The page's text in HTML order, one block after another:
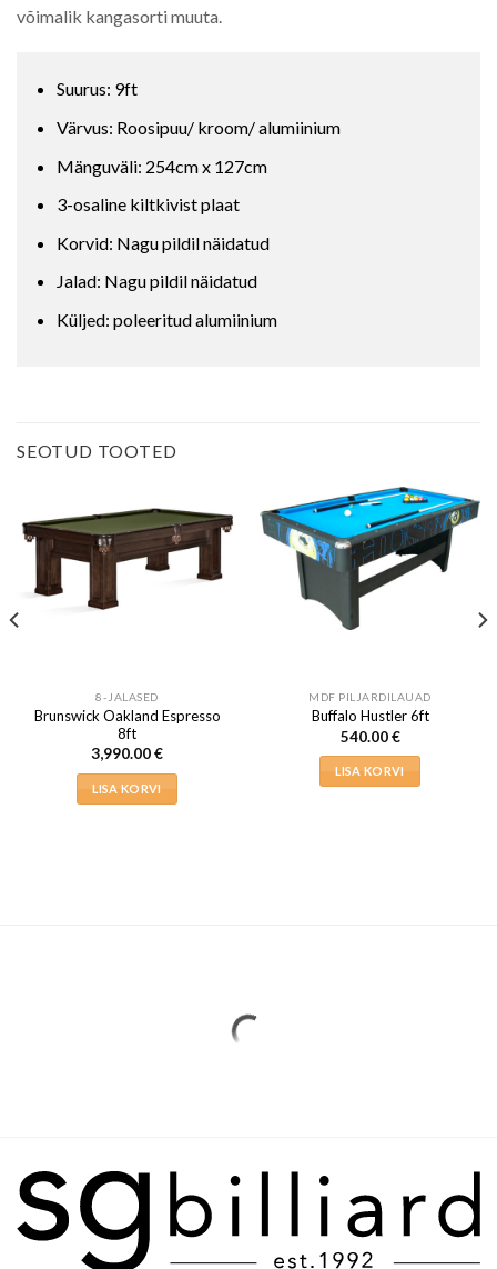
võimalik kangasorti muuta.
Suurus: 9ft
Värvus: Roosipuu/ kroom/ alumiinium
Mänguväli: 254cm x 127cm
3-osaline kiltkivist plaat
Korvid: Nagu pildil näidatud
Jalad: Nagu pildil näidatud
Küljed: poleeritud alumiinium
SEOTUD TOOTED
8-JALASED
Brunswick Oakland Espresso
8ft
3,990.00€
LISA KORVI
MDF PILJARDILAUAD
Buffalo Hustler 6ft
540.00€
LISA KORVI